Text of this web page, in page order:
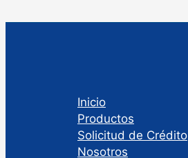
Inicio
Productos
Solicitud de Crédito
Nosotros